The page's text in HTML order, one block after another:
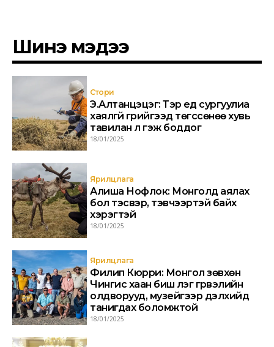
Шинэ мэдээ
Стори
Э.Алтанцэцэг: Тэр үед сургуулиа
хаялгүй гүрийгээд төгссөнөө хувь
тавилан л гэж боддог
18/01/2025
Ярилцлага
Алиша Нофлок: Монголд аялах
бол тэсвэр, тэвчээртэй байх
хэрэгтэй
18/01/2025
Ярилцлага
Филип Кюрри: Монгол зөвхөн
Чингис хаан биш үлэг гүрвэлийн
олдворууд, музейгээр дэлхийд
танигдах боломжтой
18/01/2025